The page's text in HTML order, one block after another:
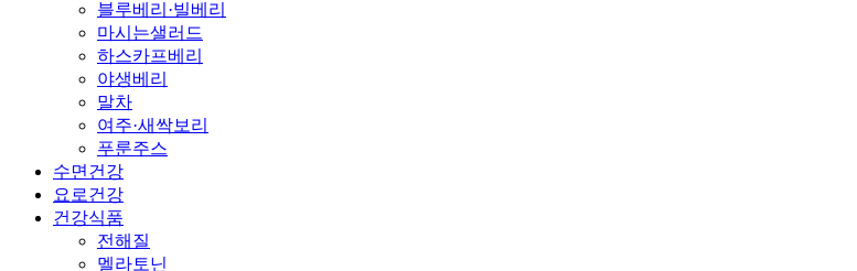
블루베리·빌베리
마시는샐러드
하스카프베리
야생베리
말차
여주·새싹보리
푸룬주스
수면건강
요로건강
건강식품
전해질
멜라토닌